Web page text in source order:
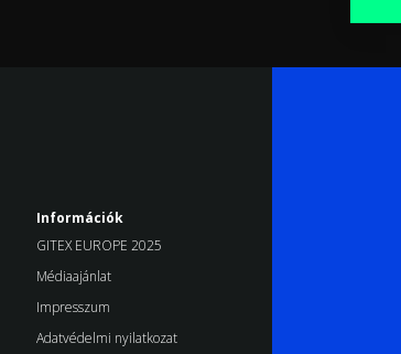
Információk
GITEX EUROPE 2025
Médiaajánlat
Impresszum
Adatvédelmi nyilatkozat